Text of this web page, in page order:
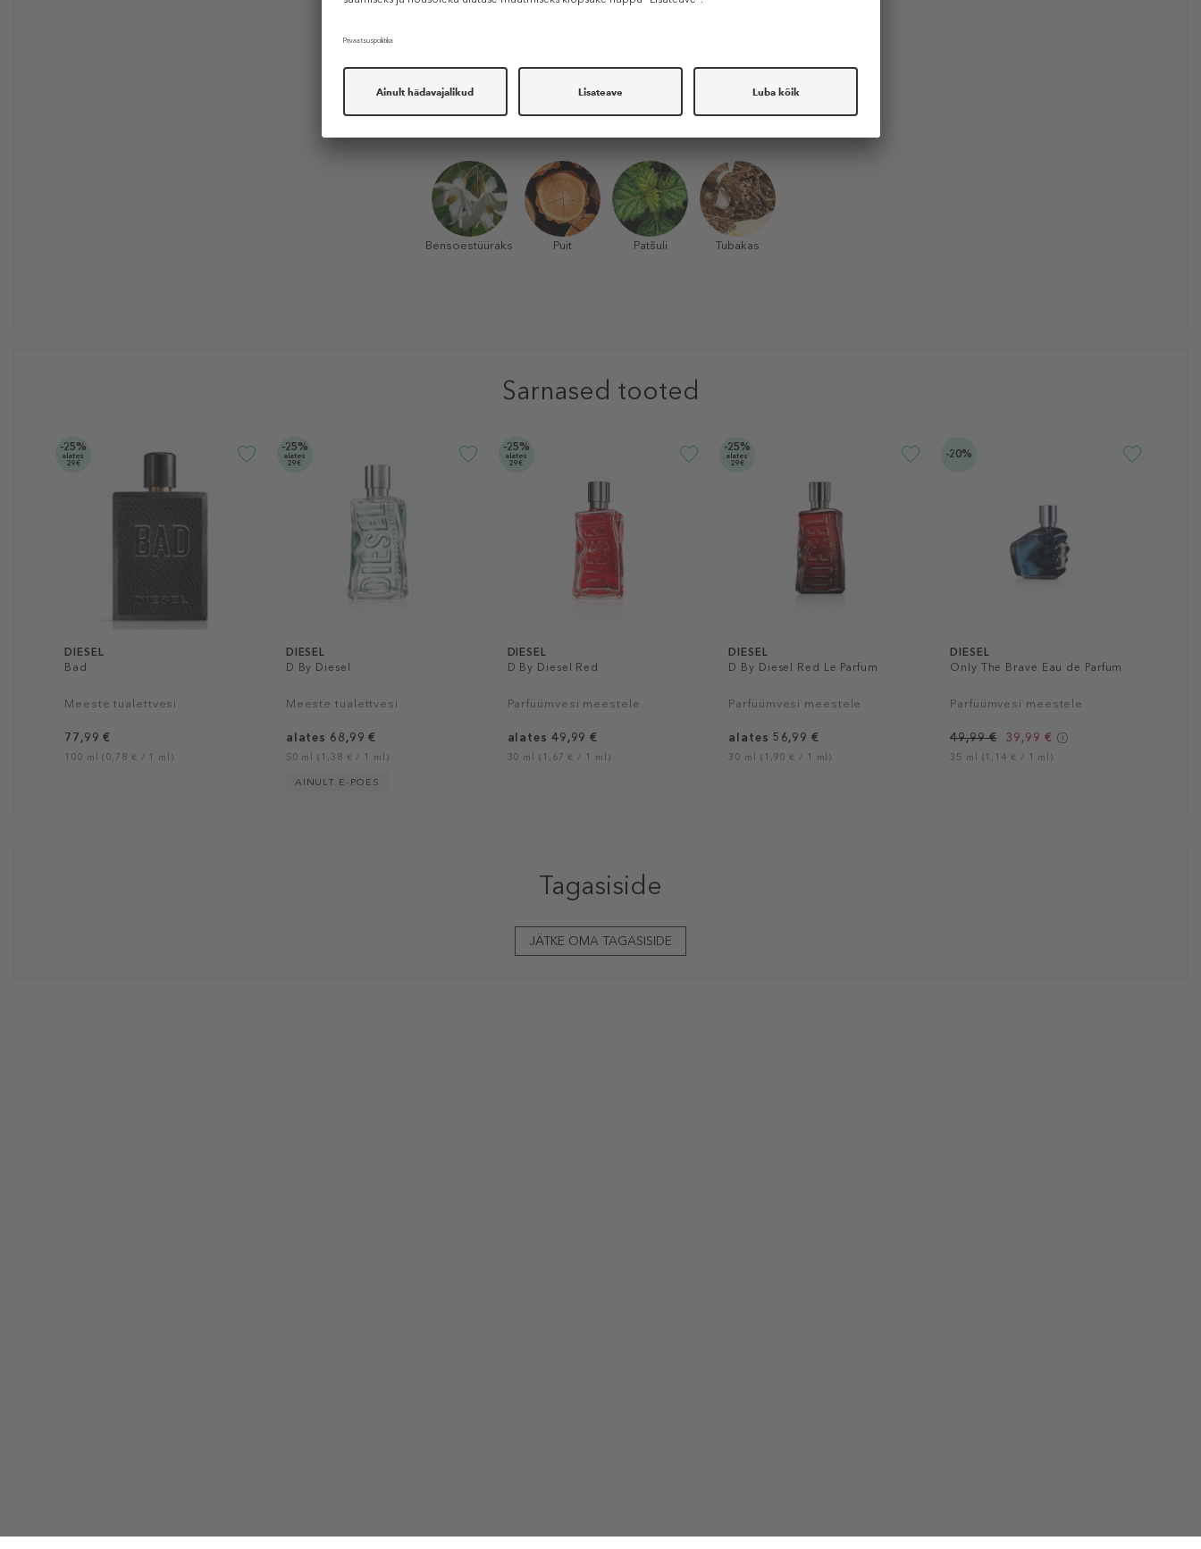
Põhinoot
Bensoestüüraks Puit Patšuli Tubakas
Sarnased tooted
-25%
alates
29€
DIESEL
Bad
Meeste tualettvesi
77,99 €
100 ml (0,78 € / 1 ml)
-25%
alates
29€
DIESEL
D By Diesel
Meeste tualettvesi
alates 68,99 €
50 ml (1,38 € / 1 ml)
AINULT E-POES
-25%
alates
29€
DIESEL
D By Diesel Red
Parfüümvesi meestele
alates 49,99 €
30 ml (1,67 € / 1 ml)
-25%
alates
29€
DIESEL
D By Diesel Red Le Parfum
Parfüümvesi meestele
alates 56,99 €
30 ml (1,90 € / 1 ml)
-20%
DIESEL
Only The Brave Eau de Parfum
Parfüümvesi meestele
49,99 € 39,99 €
35 ml (1,14 € / 1 ml)
Tagasiside
JÄTKE OMA TAGASISIDE